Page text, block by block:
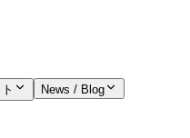
News / Blog